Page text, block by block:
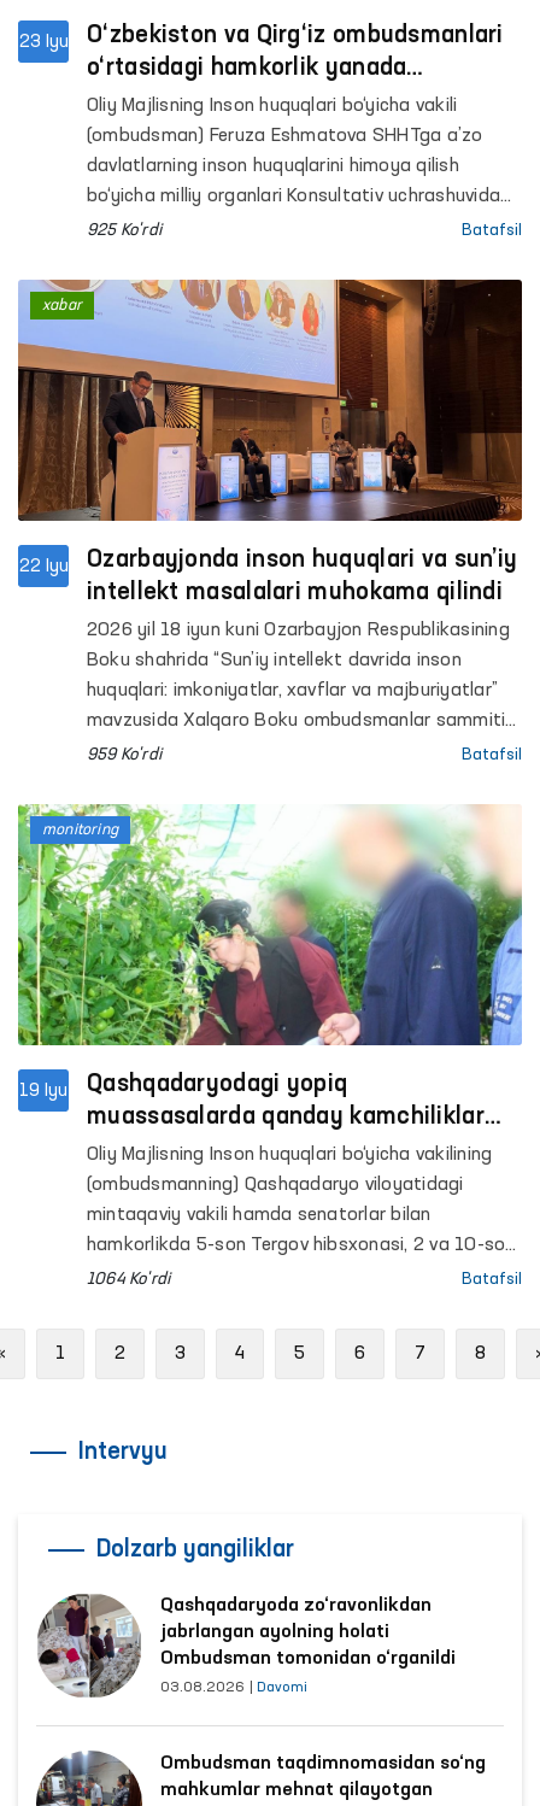
23 Iyu
O‘zbekiston va Qirg‘iz ombudsmanlari
o‘rtasidagi hamkorlik yanada
kuchaytirilmoqda
Oliy Majlisning Inson huquqlari bo‘yicha vakili
(ombudsman) Feruza Eshmatova SHHTga a’zo
davlatlarning inson huquqlarini himoya qilish
bo‘yicha milliy organlari Konsultativ uchrashuvida
ishtirok etish maqsadida xizmat safari bilan
turibdi.
925 Ko'rdi Batafsil
22 Iyu
Ozarbayjonda inson huquqlari va sun’iy
intellekt masalalari muhokama qilindi
2026 yil 18 iyun kuni Ozarbayjon Respublikasining
Boku shahrida “Sun’iy intellekt davrida inson
huquqlari: imkoniyatlar, xavflar va majburiyatlar”
mavzusida Xalqaro Boku ombudsmanlar sammiti
bo‘lib o‘tdi.
959 Ko'rdi Batafsil
xabar
19 Iyu
Qashqadaryodagi yopiq
muassasalarda qanday kamchiliklar
aniqlandi?
Oliy Majlisning Inson huquqlari bo‘yicha vakilining
(ombudsmanning) Qashqadaryo viloyatidagi
mintaqaviy vakili hamda senatorlar bilan
hamkorlikda 5-son Tergov hibsxonasi, 2 va 10-son
Jazoni ijro etish koloniyalari, 33-son Manzil-
(Hushyorxona) hamda Qashqadaryo viloyati IIB
oshirildi.
1064 Ko'rdi Batafsil
monitoring
Previous
1 2 3 4 5 6 7 8
Intervyu
Dolzarb yangiliklar
Qashqadaryoda zo‘ravonlikdan
jabrlangan ayolning holati
Ombudsman tomonidan o‘rganildi
03.08.2026 Davomi
Ombudsman taqdimnomasidan so‘ng
mahkumlar mehnat qilayotgan